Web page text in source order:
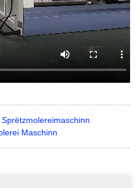
Maschinn